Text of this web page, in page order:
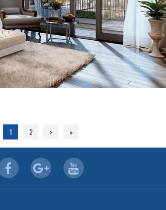
1 2 › »